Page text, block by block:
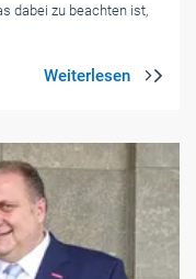
dabei zu beachten ist,